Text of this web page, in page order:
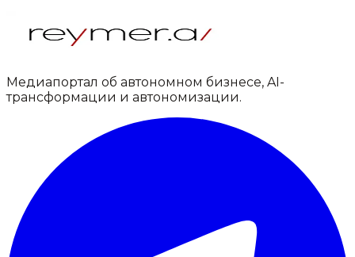
Медиапортал об автономном бизнесе, AI-
трансформации и автономизации.